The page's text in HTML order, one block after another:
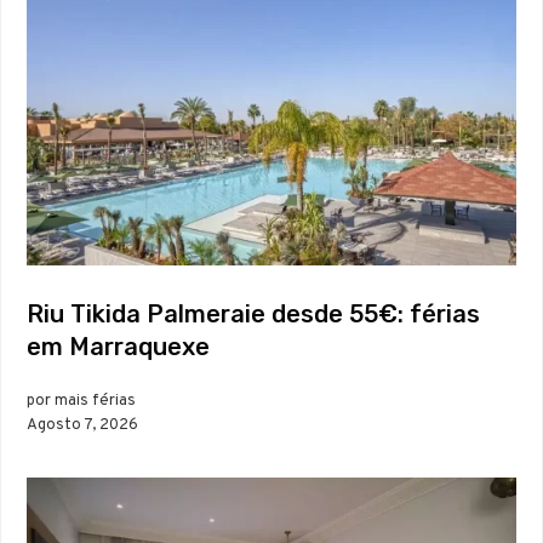
Riu Tikida Palmeraie desde 55€: férias
em Marraquexe
por mais férias
Agosto 7, 2026